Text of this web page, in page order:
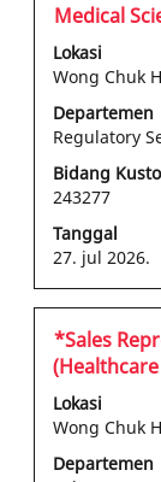
Jabatan
Medical
Lokasi
Wong Chuk
Departemen
Regulatory
Bidang
243277
Tanggal
27. jul 2026.
Pilih
dengan
bilah
spasi
untuk
melihat
konten
lengkap
informasi
pekerjaan
Jabatan
*Sales
Lokasi
Wong Chuk
Departemen
Pilih
dengan
bilah
spasi
untuk
melihat